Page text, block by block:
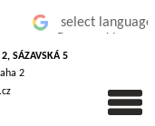
SÁZAVSKÁ 5
2